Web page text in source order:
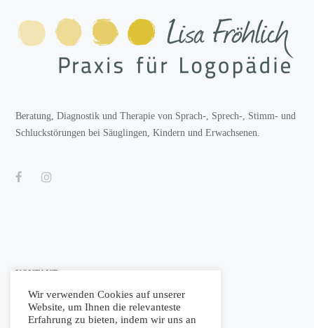
Beratung, Diagnostik und Therapie von Sprach-, Sprech-, Stimm- und
Schluckstörungen bei Säuglingen, Kindern und Erwachsenen.
KONTAKT
Nürtinger Str. 5
Wir verwenden Cookies auf unserer
Website, um Ihnen die relevanteste
Erfahrung zu bieten, indem wir uns an